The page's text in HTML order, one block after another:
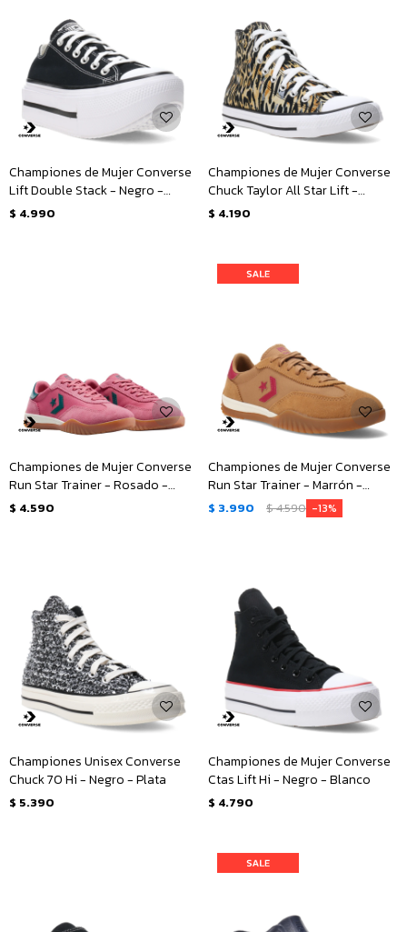
Championes de Mujer Converse
Lift Double Stack - Negro -
Blanco
$ 4.990
Championes de Mujer Converse
Chuck Taylor All Star Lift -
Animal Print
$ 4.190
Championes de Mujer Converse
Run Star Trainer - Rosado -
Verde
$ 4.590
Championes de Mujer Converse
Run Star Trainer - Marrón -
Rosado
$ 3.990 $4.590 13
Championes Unisex Converse
Chuck 70 Hi - Negro - Plata
$ 5.390
Championes de Mujer Converse
Ctas Lift Hi - Negro - Blanco
$ 4.790